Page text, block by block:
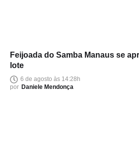
Feijoada do Samba Manaus se
lote
6 de agosto às 14:28h
por Daniele Mendonça